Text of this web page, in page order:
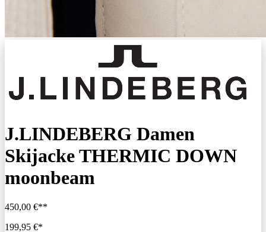
J.LINDEBERG Damen
Skijacke THERMIC DOWN
moonbeam
450,00 €**
199,95 €*